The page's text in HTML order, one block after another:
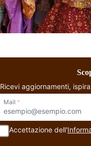
Ricevi aggiornamenti,
Mail *
Accettazione dell'